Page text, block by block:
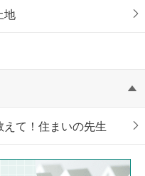
地
えて！住まいの先生